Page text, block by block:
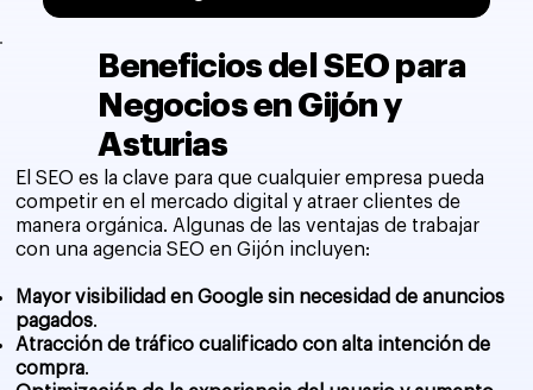
Beneficios del SEO para
Negocios en Gijón y
Asturias
El SEO es la clave para que cualquier empresa pueda
competir en el mercado digital y atraer clientes de
manera orgánica. Algunas de las ventajas de trabajar
con una agencia SEO en Gijón incluyen:
Mayor visibilidad en Google sin necesidad de anuncios
pagados.
Atracción de tráfico cualificado con alta intención de
compra.